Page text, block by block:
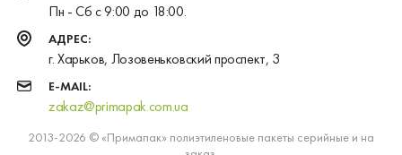
Пн - Сб с 9:00 до 18:00.
АДРЕС:
г. Харьков, Лозовеньковский проспект, 3
E-MAIL:
zakaz@primapak.com.ua
2013-2026 © «Примапак» полиэтиленовые пакеты серийные и на